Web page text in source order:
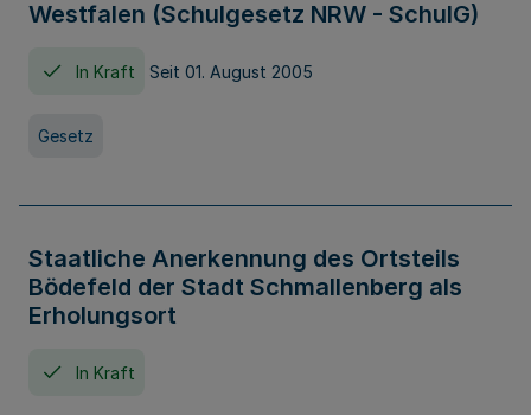
Westfalen (Schulgesetz NRW - SchulG)
In Kraft Seit 01. August 2005
Gesetz
Staatliche Anerkennung des Ortsteils
Bödefeld der Stadt Schmallenberg als
Erholungsort
In Kraft